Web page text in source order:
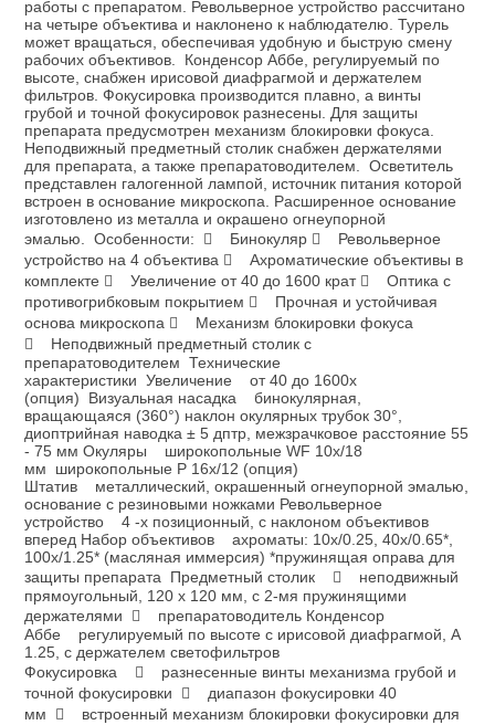
работы с препаратом. Револьверное устройство рассчитано
на четыре объектива и наклонено к наблюдателю. Турель
может вращаться, обеспечивая удобную и быструю смену
рабочих объективов. Конденсор Аббе, регулируемый по
высоте, снабжен ирисовой диафрагмой и держателем
фильтров. Фокусировка производится плавно, а винты
грубой и точной фокусировок разнесены. Для защиты
препарата предусмотрен механизм блокировки фокуса.
Неподвижный предметный столик снабжен держателями
для препарата, а также препаратоводителем. Осветитель
представлен галогенной лампой, источник питания которой
встроен в основание микроскопа. Расширенное основание
изготовлено из металла и окрашено огнеупорной
эмалью. Особенности:  Бинокуляр  Револьверное
устройство на 4 объектива  Ахроматические объективы в
комплекте  Увеличение от 40 до 1600 крат  Оптика с
противогрибковым покрытием  Прочная и устойчивая
основа микроскопа  Механизм блокировки фокуса
 Неподвижный предметный столик с
препаратоводителем Технические
характеристики Увеличение от 40 до 1600х
(опция) Визуальная насадка бинокулярная,
вращающаяся (360°) наклон окулярных трубок 30°,
диоптрийная наводка ± 5 дптр, межзрачковое расстояние 55
- 75 мм Окуляры широкопольные WF 10х/18
мм широкопольные P 16х/12 (опция)
Штатив металлический, окрашенный огнеупорной эмалью,
основание с резиновыми ножками Револьверное
устройство 4 -х позиционный, с наклоном объективов
вперед Набор объективов ахроматы: 10x/0.25, 40x/0.65*,
100x/1.25* (масляная иммерсия) *пружинящая оправа для
защиты препарата Предметный столик  неподвижный
прямоугольный, 120 х 120 мм, c 2-мя пружинящими
держателями  препаратоводитель Конденсор
Аббе регулируемый по высоте с ирисовой диафрагмой, A
1.25, с держателем светофильтров
Фокусировка  разнесенные винты механизма грубой и
точной фокусировки  диапазон фокусировки 40
мм  встроенный механизм блокировки фокусировки для